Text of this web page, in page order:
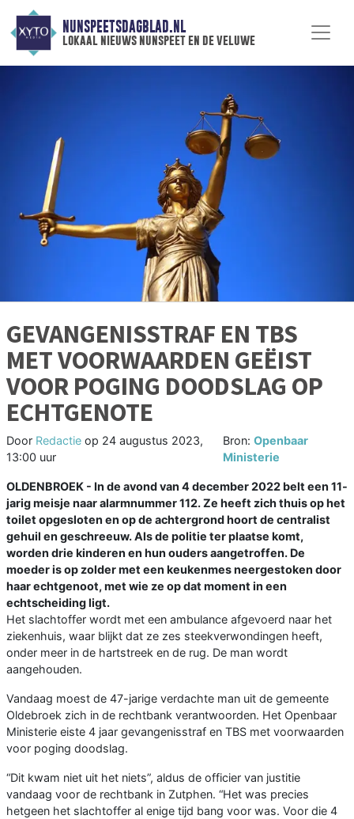
NUNSPEETSDAGBLAD.NL
lokaal nieuws nunspeet en de veluwe
GEVANGENISSTRAF EN TBS
MET VOORWAARDEN GEËIST
VOOR POGING DOODSLAG OP
ECHTGENOTE
Door Redactie op 24 augustus 2023,
13:00 uur
Bron: Openbaar
Ministerie
OLDENBROEK - In de avond van 4 december 2022 belt een 11-
jarig meisje naar alarmnummer 112. Ze heeft zich thuis op het
toilet opgesloten en op de achtergrond hoort de centralist
gehuil en geschreeuw. Als de politie ter plaatse komt,
worden drie kinderen en hun ouders aangetroffen. De
moeder is op zolder met een keukenmes neergestoken door
haar echtgenoot, met wie ze op dat moment in een
echtscheiding ligt.
Het slachtoffer wordt met een ambulance afgevoerd naar het
ziekenhuis, waar blijkt dat ze zes steekverwondingen heeft,
onder meer in de hartstreek en de rug. De man wordt
aangehouden.
Vandaag moest de 47-jarige verdachte man uit de gemeente
Oldebroek zich in de rechtbank verantwoorden. Het Openbaar
Ministerie eiste 4 jaar gevangenisstraf en TBS met voorwaarden
voor poging doodslag.
“Dit kwam niet uit het niets”, aldus de officier van justitie
vandaag voor de rechtbank in Zutphen. “Het was precies
hetgeen het slachtoffer al enige tijd bang voor was. Voor die 4